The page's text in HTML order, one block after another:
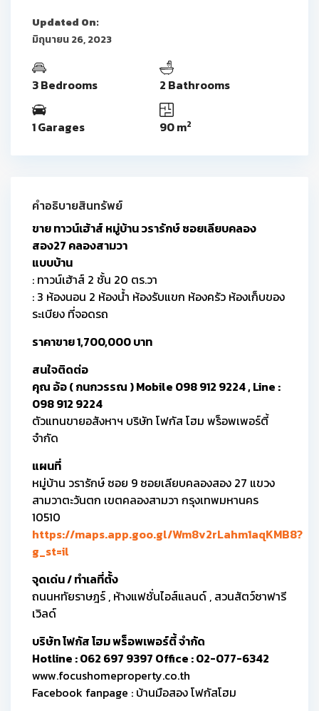
Updated On:
มิถุนายน 26, 2023
3 Bedrooms 2 Bathrooms
1 Garages 90 m2
คำอธิบายสินทรัพย์
ขาย ทาวน์เฮ้าส์ หมู่บ้าน วรารักษ์ ซอยเลียบคลอง
สอง27 คลองสามวา
แบบบ้าน
: ทาวน์เฮ้าส์ 2 ชั้น 20 ตร.วา
: 3 ห้องนอน 2 ห้องน้ำ ห้องรับแขก ห้องครัว ห้องเก็บของ
ระเบียง ที่จอดรถ
ราคาขาย 1,700,000 บาท
สนใจติดต่อ
คุณ อ้อ ( กนกวรรณ ) Mobile 098 912 9224 , Line :
098 912 9224
ตัวแทนขายอสังหาฯ บริษัท โฟกัส โฮม พร็อพเพอร์ตี้
จำกัด
แผนที่
หมู่บ้าน วรารักษ์ ซอย 9 ซอยเลียบคลองสอง 27 แขวง
สามวาตะวันตก เขตคลองสามวา กรุงเทพมหานคร
10510
https://maps.app.goo.gl/Wm8v2rLahm1aqKMB8?
g_st=il
จุดเด่น / ทำเลที่ตั้ง
ถนนหทัยราษฎร์ , ห้างแฟชั่นไอส์แลนด์ , สวนสัตว์ซาฟารี
เวิลด์
บริษัท โฟกัส โฮม พร็อพเพอร์ตี้ จำกัด
Hotline : 062 697 9397 Office : 02-077-6342
www.focushomeproperty.co.th
Facebook fanpage : บ้านมือสอง โฟกัสโฮม